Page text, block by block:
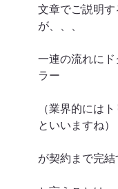
文章でご説明
が、、、
一連の流れに
ラー
（業界的には
といいますね）
が契約まで完結